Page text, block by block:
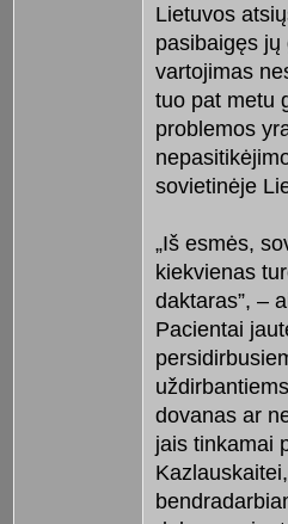
Lietuvos
pasibaigęs jų
vartojimas
tuo pat metu
problemos
sovietinėje
„Iš esmės,
kiekvienas
daktaras”, –
Pacientai
dovanas ar
jais tinkamai